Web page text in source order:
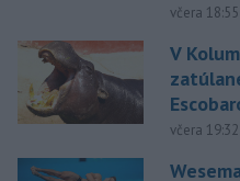
včera 18:55
V
včera 19:32